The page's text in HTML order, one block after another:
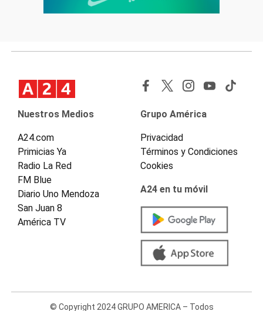
Nuestros Medios
A24.com
Primicias Ya
Radio La Red
FM Blue
Diario Uno Mendoza
San Juan 8
América TV
Grupo América
Privacidad
Términos y Condiciones
Cookies
A24 en tu móvil
© Copyright 2024 GRUPO AMERICA – Todos